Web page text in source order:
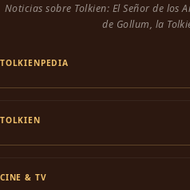
Noticias sobre Tolkien: El Señor de los
de Gollum, la
TOLKIENPEDIA
TOLKIEN
CINE & TV